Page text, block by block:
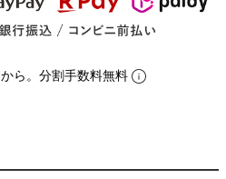
から。分割手数料無料